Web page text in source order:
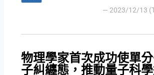
— 2023/12/13
物理學家首次成功使單
子糾纏態，推動量子科